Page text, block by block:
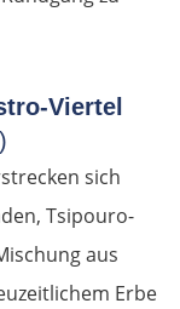
Viertel
sich
Tsipouro-
aus
Erbe